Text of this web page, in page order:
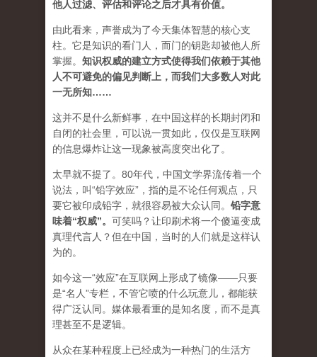
他人过滤、评估和评论之后才具有价值。
由此看来，声誉成为了今天集体智慧的核心支
柱。它是知识的看门人，而门的钥匙却被他人所
掌握。 知识权威的建立方式使得我们依赖于其他
人不可避免的偏见判断上，而我们大多数人对此
一无所知……
这并不是什么新鲜事，在中国这样的长期封闭和
自闭的社会里，可以说一贯如此，仅仅是互联网
的信息爆炸让这一现象被高度突出化了。
太早就不提了。80年代，中国文学界流传着一个
说法，叫“铅字效应”，指的是不论任何观点，只
要它被印成铅字，就很容易被大众认同。 铅字意
味着“权威”。 可笑吗？让印刷术将一个傻逼变成
真理代言人？但在中国，当时的人们就是这样认
为的。
如今这一“效应”在互联网上形成了镜像——只要
是“名人”专栏，不管它喷的什么玩意儿，都能获
得广泛认同。媒体最看重的是知名度，而不是真
理甚至不是逻辑。
从众在某种程度上已经成为一种热门的生活方